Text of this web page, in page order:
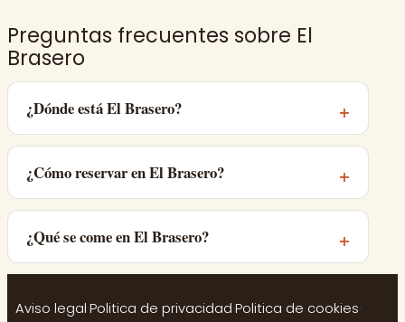
Preguntas frecuentes sobre El
Brasero
¿Dónde está El Brasero?
¿Cómo reservar en El Brasero?
¿Qué se come en El Brasero?
Aviso legal·Politica de privacidad·Politica de cookies·